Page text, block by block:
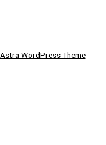
Astra WordPress Theme